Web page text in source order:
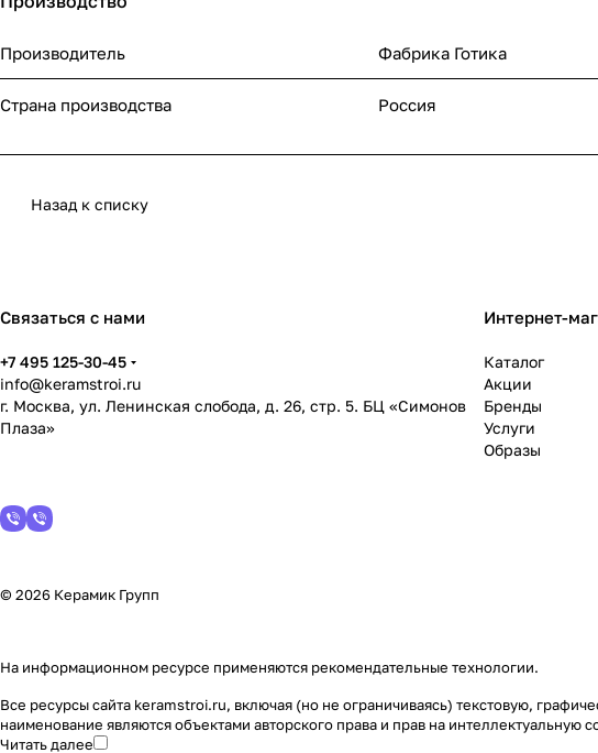
Производитель Фабрика Готика
Страна производства Россия
Назад к списку
Связаться с нами
+7 495 125-30-45
info@keramstroi.ru
г. Москва, ул. Ленинская слобода, д. 26, стр. 5. БЦ «Симонов
Плаза»
Интернет-
Каталог
Акции
Бренды
Услуги
Образы
© 2026 Керамик Групп
На информационном ресурсе применяются рекомендательные технологии.
Все ресурсы сайта keramstroi.ru, включая (но не ограничиваясь) текстовую,
наименование являются объектами авторского права и прав на
Читать далее